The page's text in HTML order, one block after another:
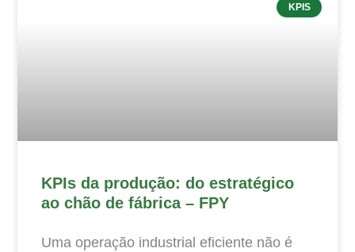
KPIS
KPIs da produção: do estratégico
ao chão de fábrica – FPY
Uma operação industrial eficiente não é